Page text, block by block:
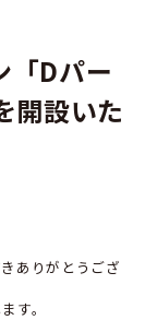
「Dパー
開設いた
ありがとうござ
す。